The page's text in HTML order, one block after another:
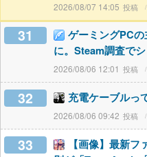
2026/08/07 14:05
31
ゲーミングPC
に。Steam調査で
2026/08/06 12:01
32 充電ケーブルっ
2026/08/06 09:42
33
【画像】最新